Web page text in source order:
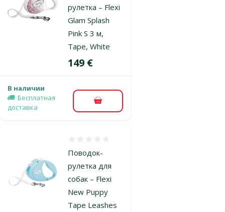
рулетка – Flexi
Glam Splash
Pink S 3 м,
Tape, White
Цена
149 €
В наличии
Бесплатная
доставка
В корзину
Поводок-
рулетка для
собак – Flexi
New Puppy
Tape Leashes